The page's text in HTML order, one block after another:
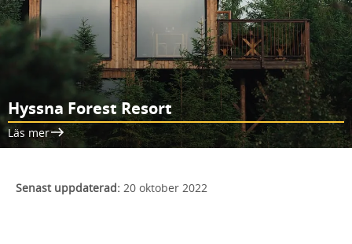
Hyssna Forest Resort
Läs mer
Senast uppdaterad: 20 oktober 2022